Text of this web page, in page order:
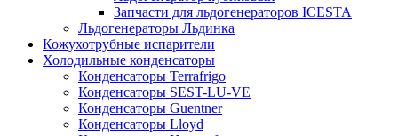
Запчасти для льдогенераторов ICESTA
Льдогенераторы Льдинка
Кожухотрубные испарители
Холодильные конденсаторы
Конденсаторы Terrafrigo
Конденсаторы SEST-LU-VE
Конденсаторы Guentner
Конденсаторы Lloyd